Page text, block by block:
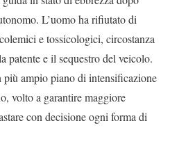
L’uomo ha rifiutato di
e tossicologici, circostanza
patente e il sequestro del veicolo.
più ampio piano di intensificazione
volto a garantire maggiore
con decisione ogni forma di